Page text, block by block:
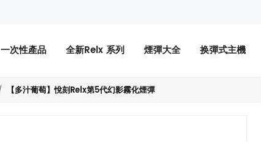
一次性產品 全新Relx 系列 煙彈大全 换彈式主機
【多汁葡萄】悅刻Relx第5代幻影霧化煙彈